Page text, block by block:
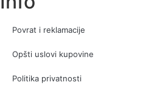
Povrat i reklamacije
Opšti uslovi kupovine
Politika privatnosti